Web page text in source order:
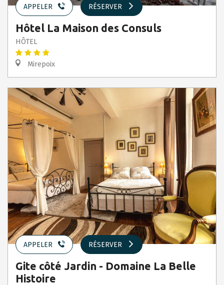
APPELER RÉSERVER
Hôtel La Maison des Consuls
HÔTEL
Mirepoix
APPELER RÉSERVER
Gite côté Jardin - Domaine La Belle
Histoire